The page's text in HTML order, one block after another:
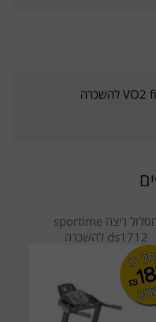
מסלול ריצה sportime
ds1712 להשכרה